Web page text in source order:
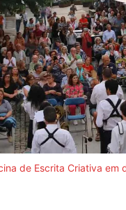
de Escrita Criativa em